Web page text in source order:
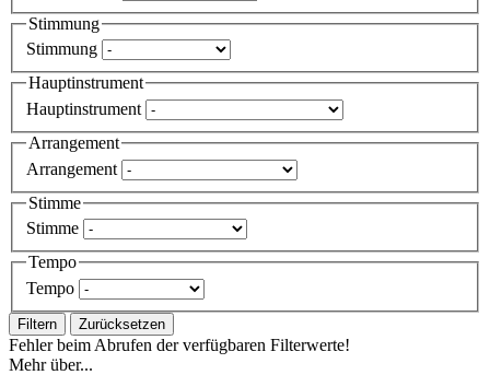
Stimmung
Stimmung
Hauptinstrument
Hauptinstrument
Arrangement
Arrangement
Stimme
Stimme
Tempo
Tempo
Filtern Zurücksetzen
Fehler beim Abrufen der verfügbaren Filterwerte!
Mehr über...